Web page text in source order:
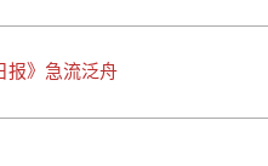
报》急流泛舟